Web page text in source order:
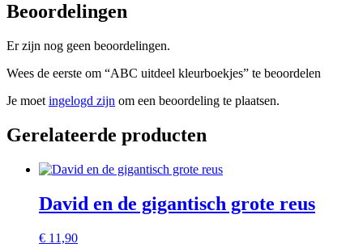
Beoordelingen
Er zijn nog geen beoordelingen.
Wees de eerste om “ABC uitdeel kleurboekjes” te beoordelen
Je moet ingelogd zijn om een beoordeling te plaatsen.
Gerelateerde producten
David en de gigantisch grote reus
€ 11,90